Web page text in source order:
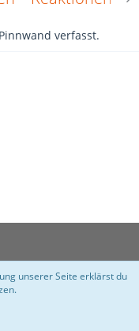
verfasst.
unserer Seite erklärst du